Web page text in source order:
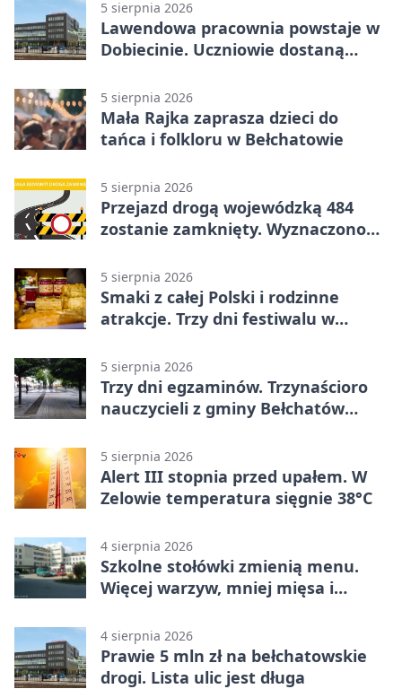
5 sierpnia 2026
Lawendowa pracownia powstaje w
Dobiecinie. Uczniowie dostaną
5 sierpnia 2026
Mała Rajka zaprasza dzieci do
tańca i folkloru w Bełchatowie
5 sierpnia 2026
Przejazd drogą wojewódzką 484
zostanie zamknięty. Wyznaczono
5 sierpnia 2026
Smaki z całej Polski i rodzinne
atrakcje. Trzy dni festiwalu w
5 sierpnia 2026
Trzy dni egzaminów. Trzynaścioro
nauczycieli z gminy Bełchatów
5 sierpnia 2026
Alert III stopnia przed upałem. W
Zelowie temperatura sięgnie 38°C
4 sierpnia 2026
Szkolne stołówki zmienią menu.
Więcej warzyw, mniej mięsa i
4 sierpnia 2026
Prawie 5 mln zł na bełchatowskie
drogi. Lista ulic jest długa